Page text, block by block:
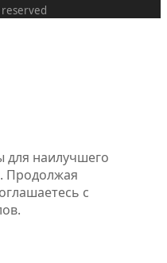
наилучшего
Продолжая
с